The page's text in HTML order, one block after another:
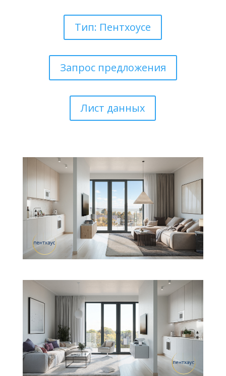
Тип: Пентхоусе
Запрос предложения
Лист данных